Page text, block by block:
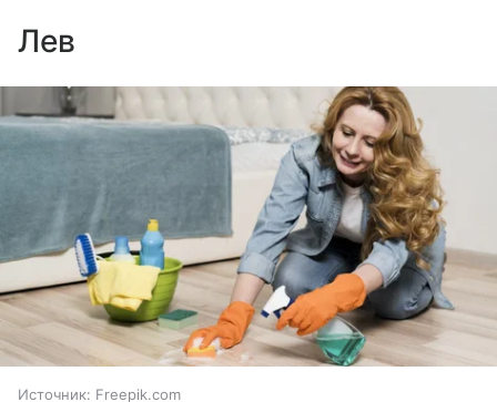
Лев
Источник: Freepik.com